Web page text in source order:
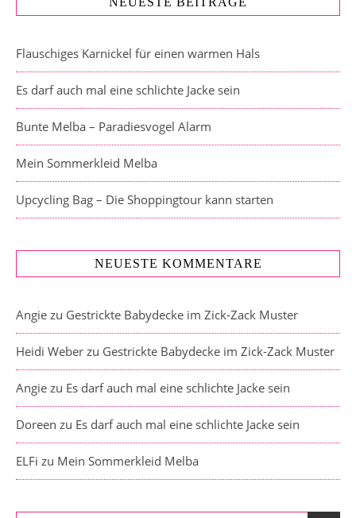
Flauschiges Karnickel für einen warmen Hals
Es darf auch mal eine schlichte Jacke sein
Bunte Melba – Paradiesvogel Alarm
Mein Sommerkleid Melba
Upcycling Bag – Die Shoppingtour kann starten
NEUESTE KOMMENTARE
Angie zu Gestrickte Babydecke im Zick-Zack Muster
Heidi Weber zu Gestrickte Babydecke im Zick-Zack Muster
Angie zu Es darf auch mal eine schlichte Jacke sein
Doreen zu Es darf auch mal eine schlichte Jacke sein
ELFi zu Mein Sommerkleid Melba